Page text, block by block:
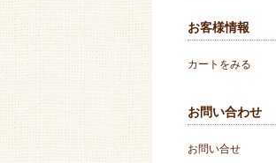
お客様情報
カートをみる
お問い合わせ
お問い合せ